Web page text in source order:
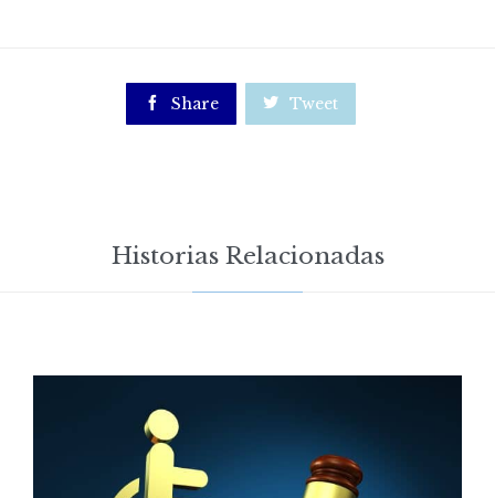
 Share  Tweet
Historias Relacionadas